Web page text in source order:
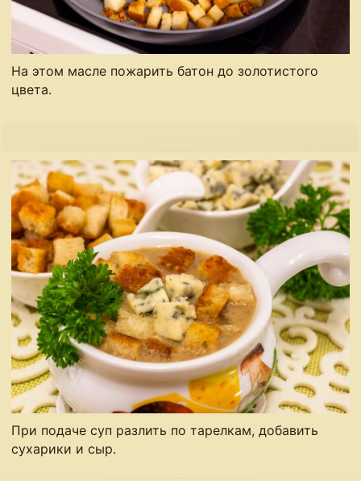
На этом масле пожарить батон до золотистого
цвета.
При подаче суп разлить по тарелкам, добавить
сухарики и сыр.